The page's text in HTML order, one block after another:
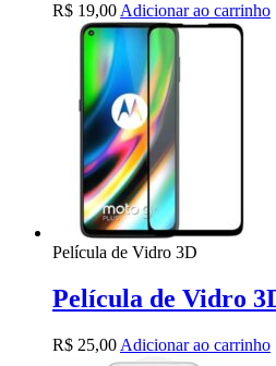
R$ 19,00 Adicionar ao carrinho
Película de Vidro 3D
Película de Vidro
R$ 25,00 Adicionar ao carrinho